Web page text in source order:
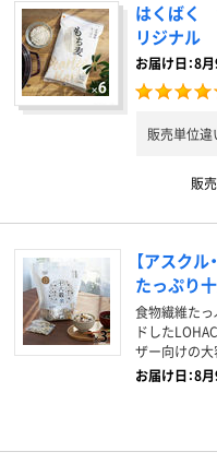
はくばく
リジナル
お届け日：8月
販売単位
販
【アスク
たっぷり
食物繊維た
ドした
ザー向けの
お届け日：8月